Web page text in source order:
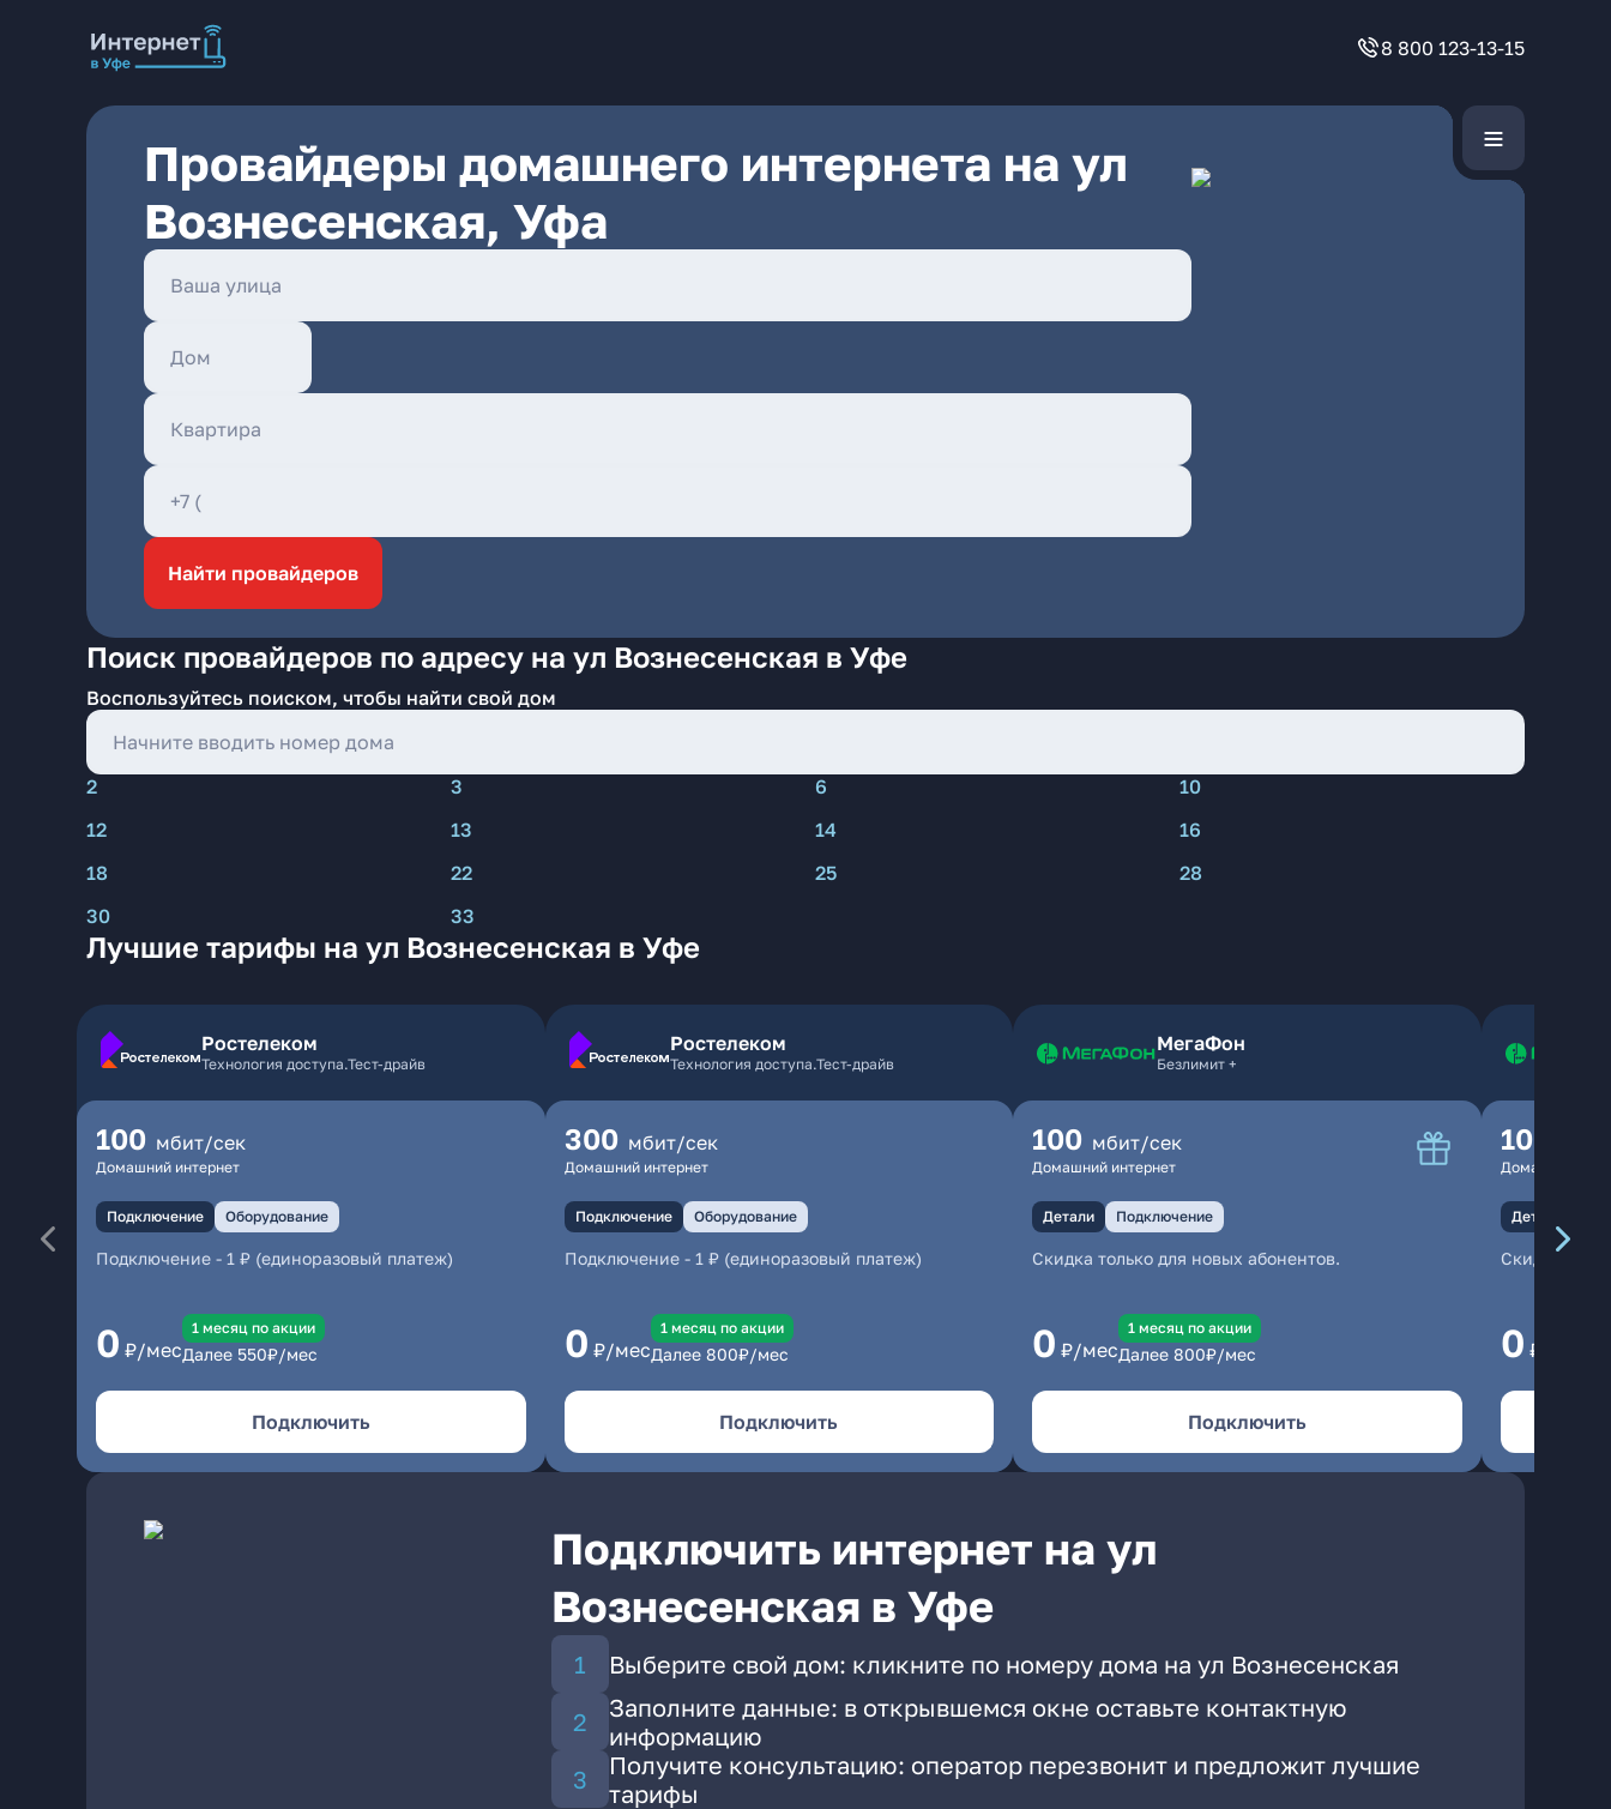
8 800 123-13-15
Провайдеры домашнего интернета на ул
Вознесенская, Уфа
Найти провайдеров
Поиск провайдеров по адресу на ул Вознесенская в Уфе
Воспользуйтесь поиском, чтобы найти свой дом
2 3 6
10
12
13 14
16
18
22 25
28
30
33
Лучшие тарифы на ул Вознесенская в Уфе
Ростелеком
Технология доступа.Тест-драйв
100 мбит/сек
Домашний интернет
Подключение Оборудование
Подключение - 1 ₽ (единоразовый платеж)
0 ₽/мес
1 месяц по акции
Далее 550₽/мес
Подключить
Ростелеком
Технология доступа.Тест-драйв
300 мбит/сек
Домашний интернет
Подключение Оборудование
Подключение- 1 ₽ (единоразовый платеж)
0 ₽/мес
1 месяц по акции
Далее 800₽/мес
Подключить
МегаФон
Безлимит +
100 мбит/сек
Домашний интернет
Детали Подключение
Скидка только для новых абонентов.
0 ₽/мес
1 месяц по акции
Далее 800₽/мес
Подключить
100
Домашний
Детали
Скидка
0 ₽/мес
Подключить интернет на ул
Вознесенская в Уфе
Выберите свой дом: кликните по номеру дома на ул Вознесенская
Заполните данные: в открывшемся окне оставьте контактную
информацию
Получите консультацию: оператор перезвонит и предложит лучшие
тарифы